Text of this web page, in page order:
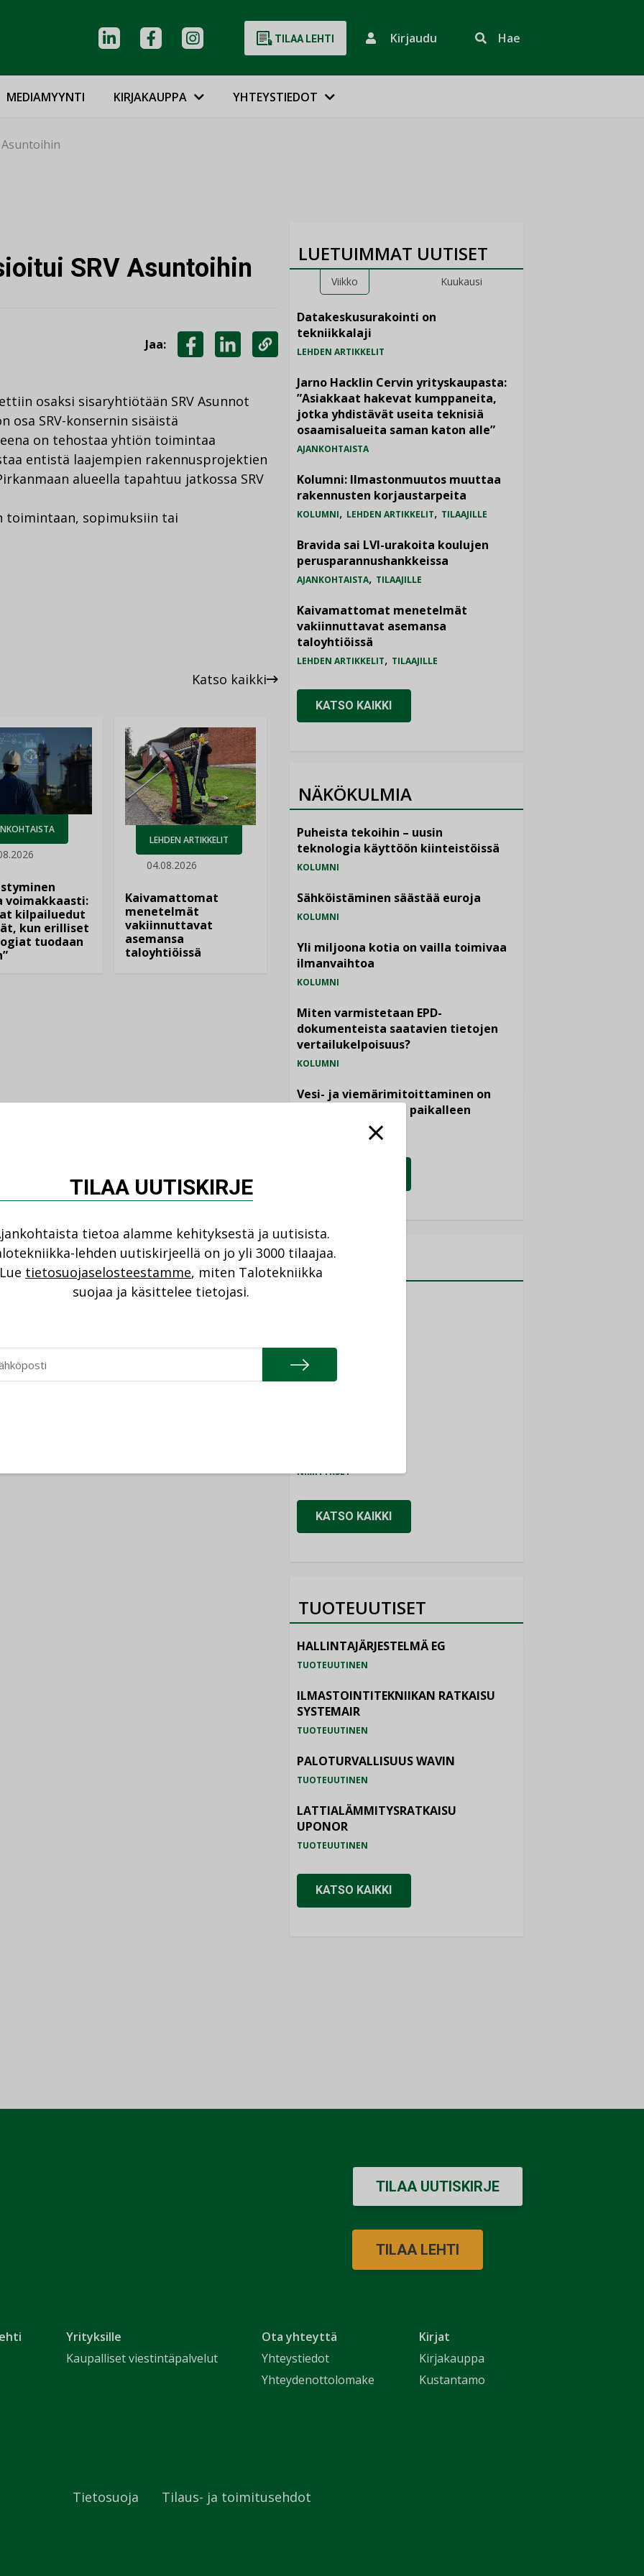
TILAA LEHTI Kirjaudu Hae
MEDIAMYYNTI KIRJAKAUPPA YHTEYSTIEDOT
SRV Asuntoihin
Jaa:
LINKEDINISSÄ
LINKKI
osaksi sisaryhtiötään SRV Asunnot
osa SRV-konsernin sisäistä
on tehostaa yhtiön toimintaa
entistä laajempien rakennusprojektien
alueella tapahtuu jatkossa SRV
toimintaan, sopimuksiin tai
Katso kaikki
voimakkaasti:
kilpailuedut
kun erilliset
tuodaan
LEHDEN ARTIKKELIT
04.08.2026
Kaivamattomat
menetelmät
vakiinnuttavat
asemansa
taloyhtiöissä
LUETUIMMAT UUTISET
Viikko Kuukausi
Datakeskusurakointi on
tekniikkalaji
LEHDEN ARTIKKELIT
Jarno Hacklin Cervin yrityskaupasta:
”Asiakkaat hakevat kumppaneita,
jotka yhdistävät useita teknisiä
osaamisalueita saman katon alle”
AJANKOHTAISTA
Kolumni: Ilmastonmuutos muuttaa
rakennusten korjaustarpeita
KOLUMNI, LEHDEN ARTIKKELIT, TILAAJILLE
Bravida sai LVI-urakoita koulujen
perusparannushankkeissa
AJANKOHTAISTA, TILAAJILLE
Kaivamattomat menetelmät
vakiinnuttavat asemansa
taloyhtiöissä
LEHDEN ARTIKKELIT, TILAAJILLE
KATSO KAIKKI
NÄKÖKULMIA
Puheista tekoihin – uusin
teknologia käyttöön kiinteistöissä
KOLUMNI
Sähköistäminen säästää euroja
KOLUMNI
Yli miljoona kotia on vailla toimivaa
ilmanvaihtoa
KOLUMNI
Miten varmistetaan EPD-
dokumenteista saatavien tietojen
vertailukelpoisuus?
KOLUMNI
Vesi- ja viemärimitoittaminen on
jämähtänyt ajassa paikalleen
NIMITYKSET
NIMITYKSET
NIMITYKSET
KATSO KAIKKI
TUOTEUUTISET
HALLINTAJÄRJESTELMÄ EG
TUOTEUUTINEN
ILMASTOINTITEKNIIKAN RATKAISU
SYSTEMAIR
TUOTEUUTINEN
PALOTURVALLISUUS WAVIN
TUOTEUUTINEN
LATTIALÄMMITYSRATKAISU
UPONOR
TUOTEUUTINEN
KATSO KAIKKI
Yrityksille
Kaupalliset viestintäpalvelut
Ota yhteyttä
Yhteystiedot
Yhteydenottolomake
Kirjat
Kirjakauppa
Kustantamo
TILAA UUTISKIRJE
TILAA LEHTI
Tietosuoja Tilaus- ja toimitusehdot
TILAA UUTISKIRJE
tietoa alamme kehityksestä ja uutisista.
lehden uutiskirjeellä on jo yli 3000 tilaajaa.
Lue tietosuojaselosteestamme, miten Talotekniikka
suojaa ja käsittelee tietojasi.